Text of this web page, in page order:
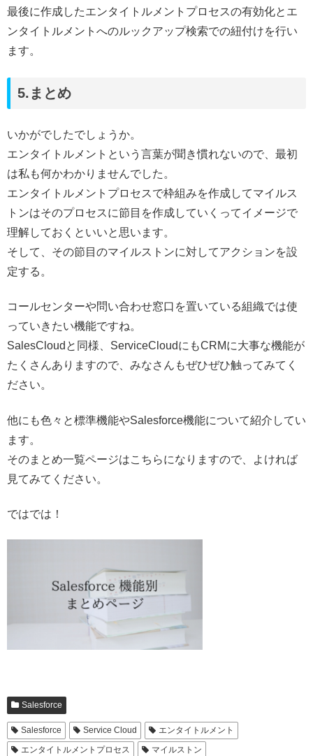
最後に作成したエンタイトルメントプロセスの有効化とエ
ンタイトルメントへのルックアップ検索での紐付けを行い
ます。
5.まとめ
いかがでしたでしょうか。
エンタイトルメントという言葉が聞き慣れないので、最初
は私も何かわかりませんでした。
エンタイトルメントプロセスで枠組みを作成してマイルス
トンはそのプロセスに節目を作成していくってイメージで
理解しておくといいと思います。
そして、その節目のマイルストンに対してアクションを設
定する。
コールセンターや問い合わせ窓口を置いている組織では使
っていきたい機能ですね。
SalesCloudと同様、ServiceCloudにもCRMに大事な機能が
たくさんありますので、みなさんもぜひぜひ触ってみてく
ださい。
他にも色々と標準機能やSalesforce機能について紹介してい
ます。
そのまとめ一覧ページはこちらになりますので、よければ
見てみてください。
ではでは！
Salesforce
Salesforce Service Cloud
エンタイトルメント
エンタイトルメントプロセス
マイルストン